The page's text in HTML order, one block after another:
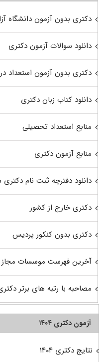
دکتری بدون آزمون دانشگاه
دانلود سوالات آزمون دکتری
دکتری بدون آزمون استعداد
دانلود کتاب زبان دکتری
منابع استعداد تحصیلی
منابع آزمون دکتری
دانلود دفترچه ثبت نام
دکتری خارج از کشور
دکتری بدون کنکور پردیس
آخرین فهرست موسسات مجاز
مصاحبه با رتبه های برتر
آزمون دکتری ۱۴۰۴
نتایج دکتری ۱۴۰۴